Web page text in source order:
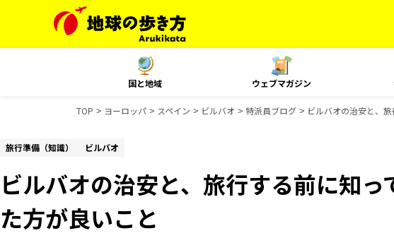
国と地域 ウェブマガジン
TOP ヨーロッパ スペイン ビルバオ 特派員ブログ ビルバオの治安と、
旅行準備（知識） ビルバオ
ビルバオの治安と、旅行する前に知っ
た方が良いこと